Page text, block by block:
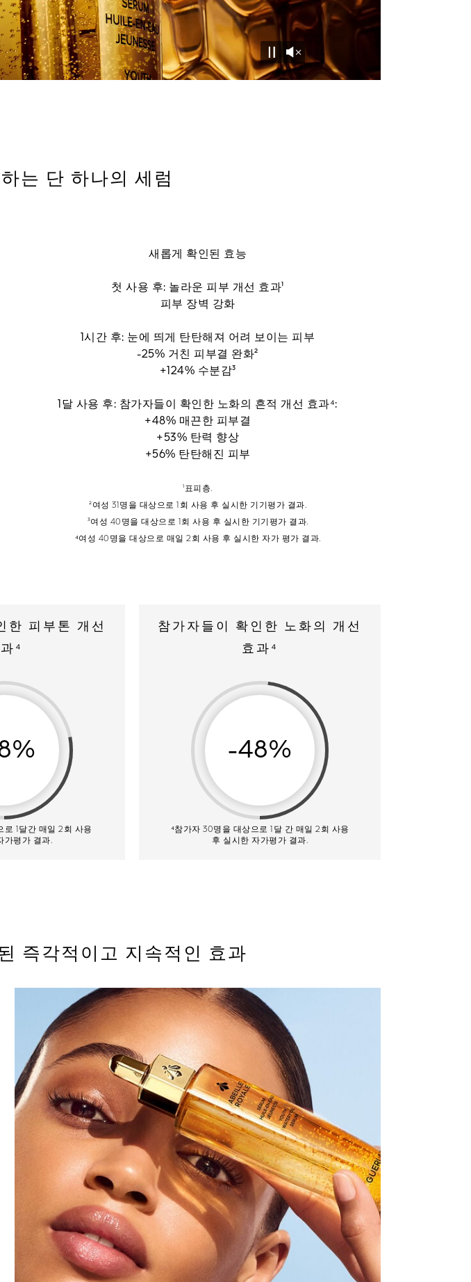
Pause
Unmute
는 단 하나의 세럼
새롭게 확인된 효능
첫 사용 후: 놀라운 피부 개선 효과¹
피부 장벽 강화
1시간 후: 눈에 띄게 탄탄해져 어려 보이는 피부
-25% 거친 피부결 완화²
+124% 수분감³
1달 사용 후: 참가자들이 확인한 노화의 흔적 개선 효과⁴:
+48% 매끈한 피부결
+53% 탄력 향상
+56% 탄탄해진 피부
¹표피층.
²여성 31명을 대상으로 1회 사용 후 실시한 기기평가 결과.
³여성 40명을 대상으로 1회 사용 후 실시한 기기평가 결과.
⁴여성 40명을 대상으로 매일 2회 사용 후 실시한 자가 평가 결과.
한 피부톤 개선
⁴
로 1달간 매일 2회 사용
가평가 결과.
참가자들이 확인한 노화의 개선
효과⁴
-48%
⁴참가자 30명을 대상으로 1달 간 매일 2회 사용
후 실시한 자가평가 결과.
즉각적이고 지속적인 효과